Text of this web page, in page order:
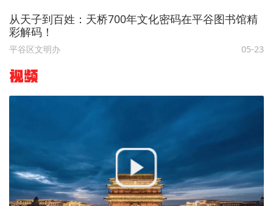
从天子到百姓：天桥700年文化密码在平谷图书馆精
彩解码！
平谷区文明办 05-23
视频